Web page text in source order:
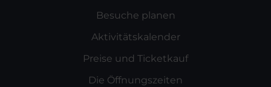
Besuche planen
Aktivitätskalender
Preise und Ticketkauf
Die Öffnungszeiten